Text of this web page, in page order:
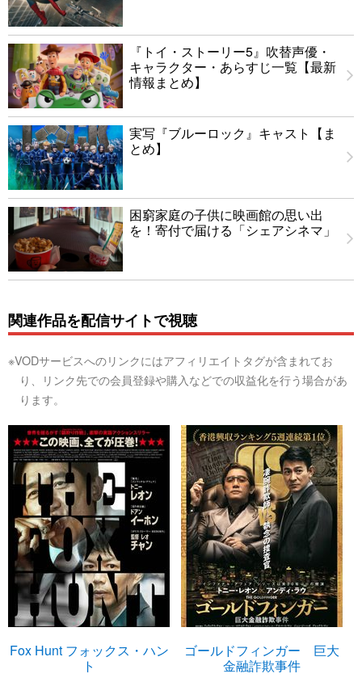
『トイ・ストーリー5』吹替声優・
キャラクター・あらすじ一覧【最新
情報まとめ】
実写『ブルーロック』キャスト【ま
とめ】
困窮家庭の子供に映画館の思い出
を！寄付で届ける「シェアシネマ」
関連作品を配信サイトで視聴
※VODサービスへのリンクにはアフィリエイトタグが含まれてお
り、リンク先での会員登録や購入などでの収益化を行う場合があ
ります。
Fox Hunt フォックス・ハン
ト
ゴールドフィンガー 巨大
金融詐欺事件